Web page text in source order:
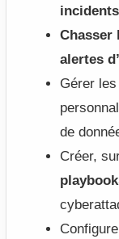
Chasser
alertes
Gérer les
de
Créer,